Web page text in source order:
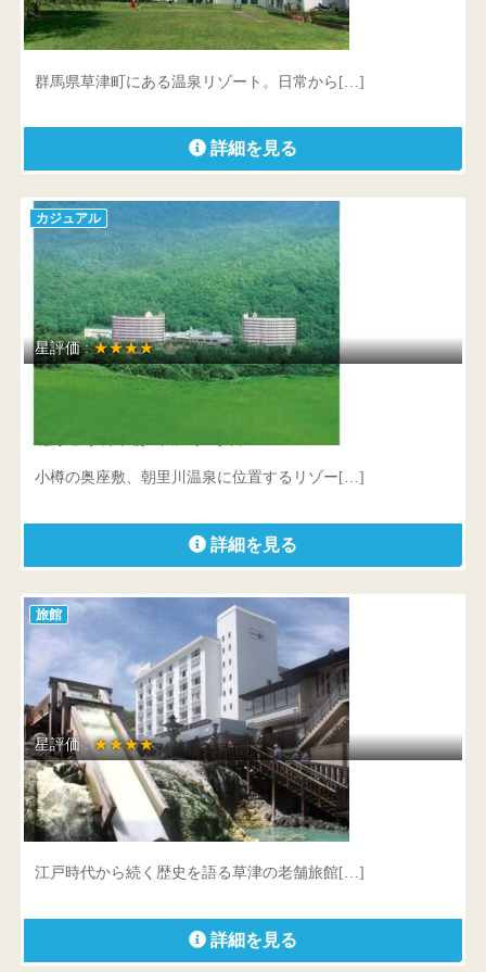
馬県 吾妻郡草津町大字草津618番地
群馬県草津町にある温泉リゾート。日常から[…]
詳細を見る
カジュアル
星評価 :★★★★
小樽朝里クラッセホテル
小樽の奥座敷、朝里川温泉に位置するリゾー[…]
詳細を見る
旅館
星評価 :★★★★
ホテル一井
群馬県 吾妻郡草津町草津411
江戸時代から続く歴史を語る草津の老舗旅館[…]
詳細を見る